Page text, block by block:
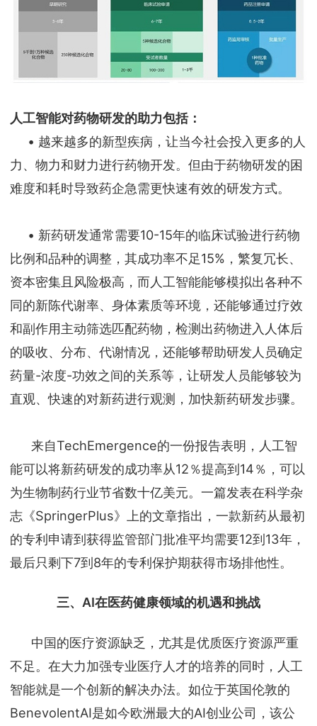
人工智能对药物研发的助力包括：
• 越来越多的新型疾病，让当今社会投入更多的人
力、物力和财力进行药物开发。但由于药物研发的困
难度和耗时导致药企急需更快速有效的研发方式。
• 新药研发通常需要10-15年的临床试验进行药物
比例和品种的调整，其成功率不足15%，繁复冗长、
资本密集且风险极高，而人工智能能够模拟出各种不
同的新陈代谢率、身体素质等环境，还能够通过疗效
和副作用主动筛选匹配药物，检测出药物进入人体后
的吸收、分布、代谢情况，还能够帮助研发人员确定
药量-浓度-功效之间的关系等，让研发人员能够较为
直观、快速的对新药进行观测，加快新药研发步骤。
来自TechEmergence的一份报告表明，人工智
能可以将新药研发的成功率从12％提高到14％，可以
为生物制药行业节省数十亿美元。一篇发表在科学杂
志《SpringerPlus》上的文章指出，一款新药从最初
的专利申请到获得监管部门批准平均需要12到13年，
最后只剩下7到8年的专利保护期获得市场排他性。
三、AI在医药健康领域的机遇和挑战
中国的医疗资源缺乏，尤其是优质医疗资源严重
不足。在大力加强专业医疗人才的培养的同时，人工
智能就是一个创新的解决办法。如位于英国伦敦的
BenevolentAI是如今欧洲最大的AI创业公司，该公